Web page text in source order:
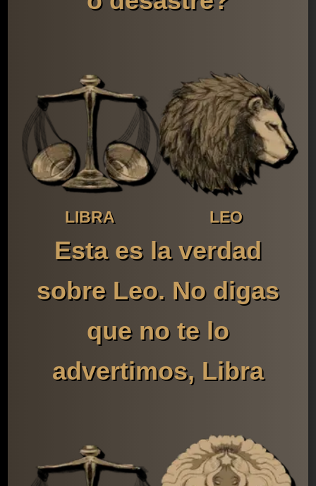
LIBRA LEO
Esta es la verdad
sobre Leo. No digas
que no te lo
advertimos, Libra